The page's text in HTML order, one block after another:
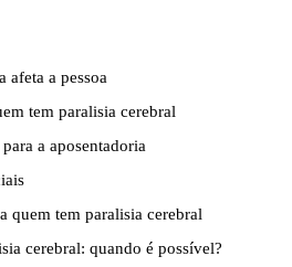
afeta a pessoa
tem paralisia cerebral
a aposentadoria
quem tem paralisia cerebral
cerebral: quando é possível?